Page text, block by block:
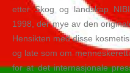
etter Skog og landskap
1998, der mye av den
Hensikten med disse
og late som om
for at det internasjonale